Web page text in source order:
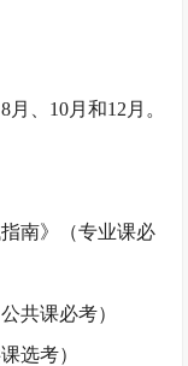
月、10月和12月。
南》（专业课必
共课必考）
选考）